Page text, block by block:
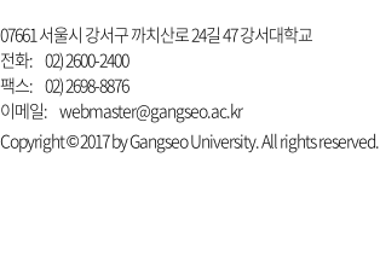
07661 서울시 강서구 까치산로 24길 47 강서대학교
전화: 02) 2600-2400
팩스: 02) 2698-8876
이메일: webmaster@gangseo.ac.kr
Copyright © 2017 by Gangseo University. All rights reserved.